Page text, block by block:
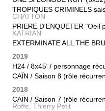
TROPIQUES CRIMINELS
CHATTON
PRIERE D'ENQUETER "Oeil
KATRIAN
EXTERMINATE ALL THE
2019
H24 / 8x45' / personnage
CAÏN / Saison 8 (rôle
2018
CAÏN / Saison 7 (rôle
Roffe, Thierry Petit